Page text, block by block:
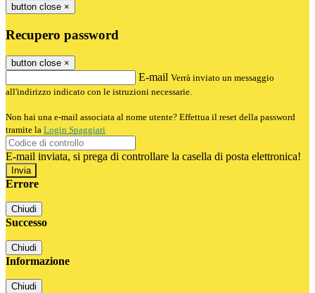
button close ×
Recupero password
button close ×
E-mail Verrà inviato un messaggio
all'indirizzo indicato con le istruzioni necessarie.
Non hai una e-mail associata al nome utente? Effettua il reset della password
tramite la Login Spaggiari
E-mail inviata, si prega di controllare la casella di posta elettronica!
Errore
Chiudi
Successo
Chiudi
Informazione
Chiudi